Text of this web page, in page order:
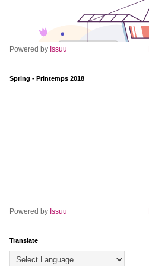
Powered by Issuu
Spring - Printemps 2018
Powered by Issuu
Translate